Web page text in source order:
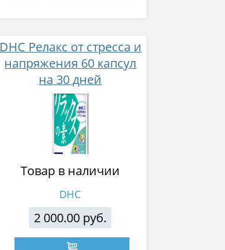
DHC Релакс от стресса и
напряжения 60 капсул
на 30 дней
Товар в наличии
DHC
2 000.00 руб.